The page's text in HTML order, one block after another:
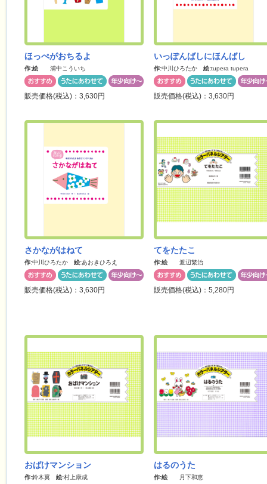
ほっぺがおちるよ
作:絵 浦中こういち
販売価格(税込)：3,630円
いっぽんばしにほんばし
作:中川ひろたか 絵:tupera tupera
販売価格(税込)：3,630円
さかながはねて
作:中川ひろたか 絵:あおきひろえ
販売価格(税込)：3,630円
てをたたこ
作:絵 渡辺繁治
販売価格(税込)：5,280円
おばけマンション
作:鈴木翼 絵:村上康成
はるのうた
作:絵 月下和恵